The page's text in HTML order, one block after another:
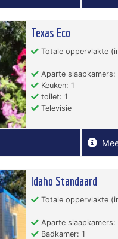
Texas Eco
Totale oppervlakte
Aparte slaapkamers:
Keuken: 1
toilet: 1
Televisie
Idaho Standaard
Totale oppervlakte
Aparte slaapkamers:
Badkamer: 1